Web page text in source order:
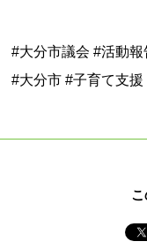
#大分市議会 #活動報
#大分市 #子育て支援